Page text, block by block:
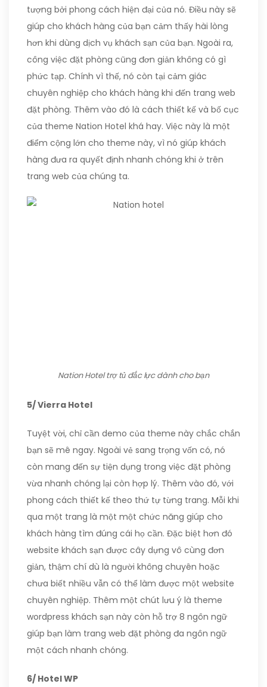
tượng bởi phong cách hiện đại của nó. Điều này sẽ
giúp cho khách hàng của bạn cảm thấy hài lòng
hơn khi dùng dịch vụ khách sạn của bạn. Ngoài ra,
công việc đặt phòng cũng đơn giản không có gì
phức tạp. Chính vì thế, nó còn tại cảm giác
chuyên nghiệp cho khách hàng khi đến trang web
đặt phòng. Thêm vào đó là cách thiết kế và bố cục
của theme Nation Hotel khá hay. Việc này là một
điểm cộng lớn cho theme này, vì nó giúp khách
hàng đưa ra quyết định nhanh chóng khi ở trên
trang web của chúng ta.
Nation Hotel trợ tủ đắc lực dành cho bạn
5/ Vierra Hotel
Tuyệt vời, chỉ cần demo của theme này chắc chắn
bạn sẽ mê ngay. Ngoài vẻ sang trọng vốn có, nó
còn mang đến sự tiện dụng trong việc đặt phòng
vừa nhanh chóng lại còn hợp lý. Thêm vào đó, với
phong cách thiết kế theo thứ tự từng trang. Mỗi khi
qua một trang là một một chức năng giúp cho
khách hàng tìm đúng cái họ cần. Đặc biệt hơn đó
website khách sạn được cây dựng vô cùng đơn
giản, thậm chí dù là người không chuyên hoặc
chưa biết nhiều vẫn có thể làm được một website
chuyên nghiệp. Thêm một chút lưu ý là theme
wordpress khách sạn này còn hỗ trợ 8 ngôn ngữ
giúp bạn làm trang web đặt phòng đa ngôn ngữ
một cách nhanh chóng.
6/ Hotel WP